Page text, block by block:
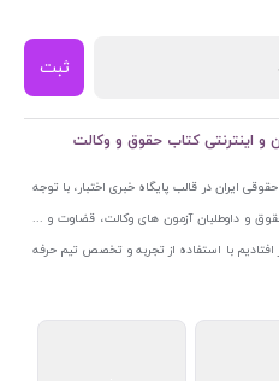
ثبت
و اینترنتی کتاب حقوق و وکالت
ایران در قالب پایگاه خبری اختبار، با توجه
و داوطلبان آزمون های وکالت، قضاوت و ...
افتادیم با استفاده از تجربه و تخصص تیم حرفه
کنیم. به این منظور با راه اندازی و تجهیز